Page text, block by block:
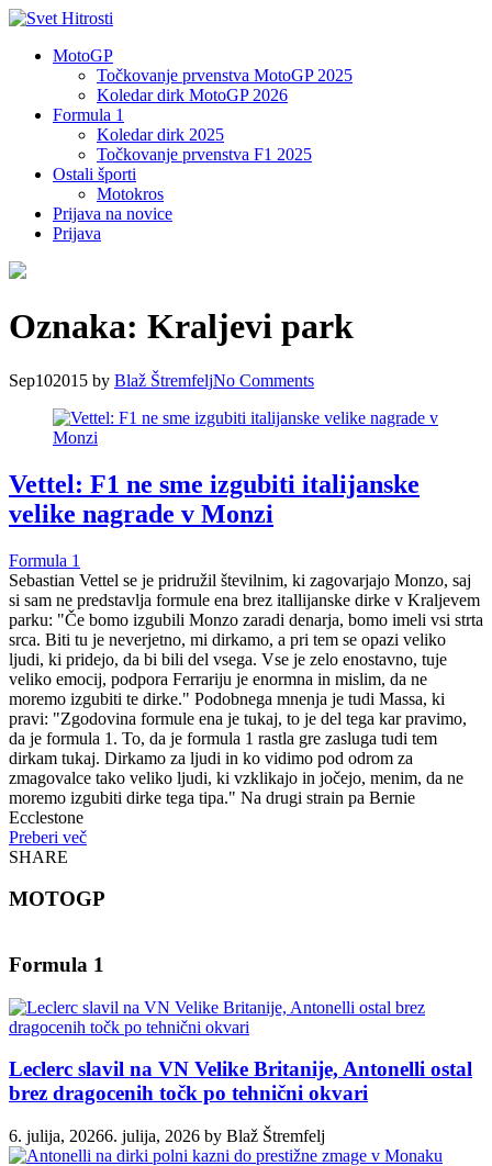
MotoGP
Točkovanje prvenstva MotoGP 2025
Koledar dirk MotoGP 2026
Formula 1
Koledar dirk 2025
Točkovanje prvenstva F1 2025
Ostali športi
Motokros
Prijava na novice
Prijava
Oznaka: Kraljevi park
Sep102015 by Blaž ŠtremfeljNo Comments
Vettel: F1 ne sme izgubiti italijanske
velike nagrade v Monzi
Formula 1
Sebastian Vettel se je pridružil številnim, ki zagovarjajo Monzo, saj
si sam ne predstavlja formule ena brez itallijanske dirke v Kraljevem
parku: "Če bomo izgubili Monzo zaradi denarja, bomo imeli vsi strta
srca. Biti tu je neverjetno, mi dirkamo, a pri tem se opazi veliko
ljudi, ki pridejo, da bi bili del vsega. Vse je zelo enostavno, tuje
veliko emocij, podpora Ferrariju je enormna in mislim, da ne
moremo izgubiti te dirke." Podobnega mnenja je tudi Massa, ki
pravi: "Zgodovina formule ena je tukaj, to je del tega kar pravimo,
da je formula 1. To, da je formula 1 rastla gre zasluga tudi tem
dirkam tukaj. Dirkamo za ljudi in ko vidimo pod odrom za
zmagovalce tako veliko ljudi, ki vzklikajo in jočejo, menim, da ne
moremo izgubiti dirke tega tipa." Na drugi strain pa Bernie
Ecclestone
Preberi več
SHARE
MOTOGP
Formula 1
Leclerc slavil na VN Velike Britanije, Antonelli ostal
brez dragocenih točk po tehnični okvari
6. julija, 20266. julija, 2026 by Blaž Štremfelj